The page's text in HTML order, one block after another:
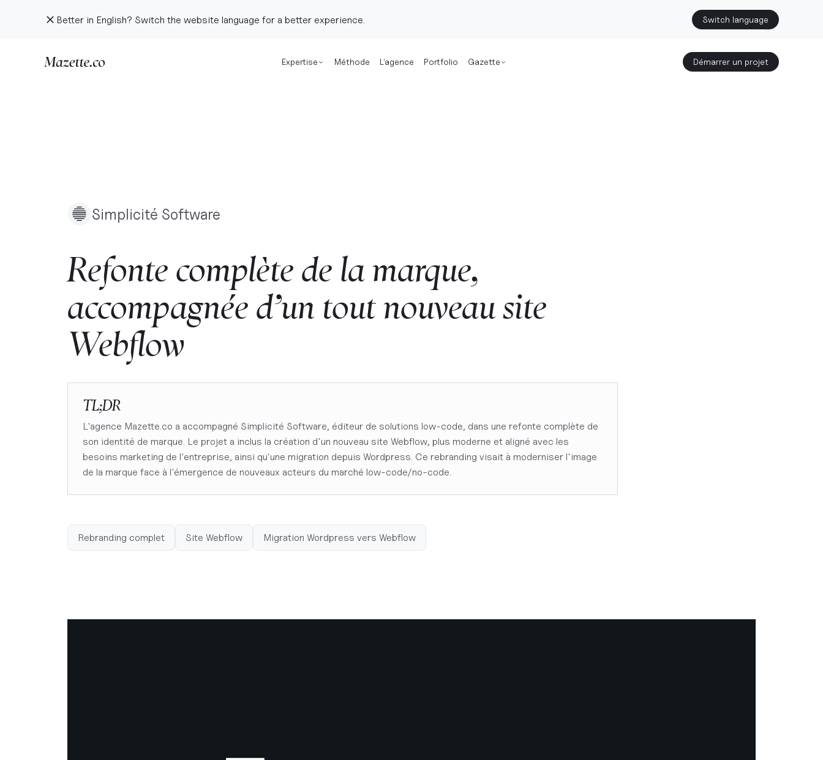
Better in English? Switch the website language for a better experience. Switch language
Expertise Méthode L’agence Portfolio Gazette Démarrer un projet
Simplicité Software
Refonte complète de lamarque,
accompagnée d’un toutnouveausite
Webflow
TL;DR
L'agence Mazette.co a accompagné Simplicité Software, éditeur de solutions low-code, dans une refonte complète de
son identité de marque. Le projet a inclus la création d'un nouveau site Webflow, plus moderne et aligné avec les
besoins marketing de l'entreprise, ainsi qu'une migration depuis Wordpress. Ce rebranding visait à moderniser l'image
de la marque face à l'émergence de nouveaux acteurs du marché low-code/no-code.
Rebranding complet Site Webflow Migration Wordpress vers Webflow